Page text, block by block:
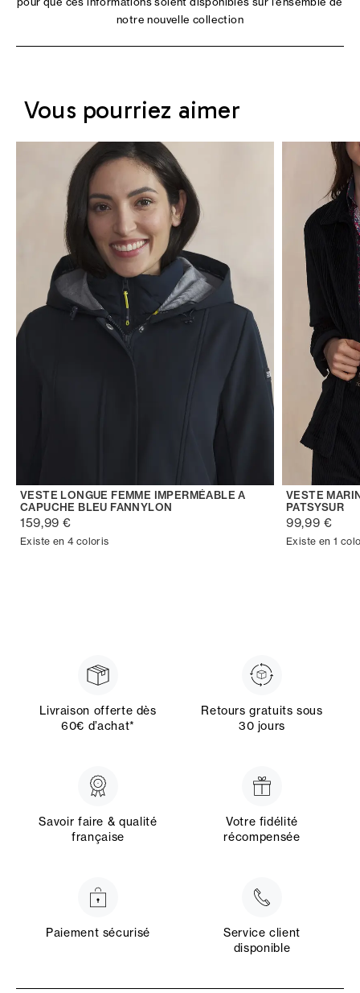
notre nouvelle collection
Vous pourriez aimer
VESTE LONGUE FEMME IMPERMÉABLE A
CAPUCHE BLEU FANNYLON
159,99 €
Existe en 4 coloris
VESTE
PATSYSUR
99,99 €
Existe en 1
Livraison offerte dès
60€ d’achat*
Retours gratuits sous
30 jours
Savoir faire & qualité
française
Votre fidélité
récompensée
Paiement sécurisé
Service client
disponible